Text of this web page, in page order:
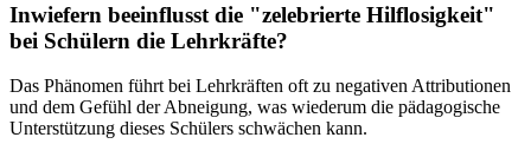
Inwiefern beeinflusst die "zelebrierte Hilflosigkeit"
bei Schülern die Lehrkräfte?
Das Phänomen führt bei Lehrkräften oft zu negativen Attributionen
und dem Gefühl der Abneigung, was wiederum die pädagogische
Unterstützung dieses Schülers schwächen kann.